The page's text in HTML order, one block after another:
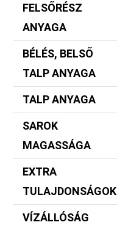
FELSŐRÉSZ
ANYAGA
BÉLÉS, BELSŐ
TALP ANYAGA
TALP ANYAGA
SAROK
MAGASSÁGA
EXTRA
TULAJDONSÁGOK
VÍZÁLLÓSÁG